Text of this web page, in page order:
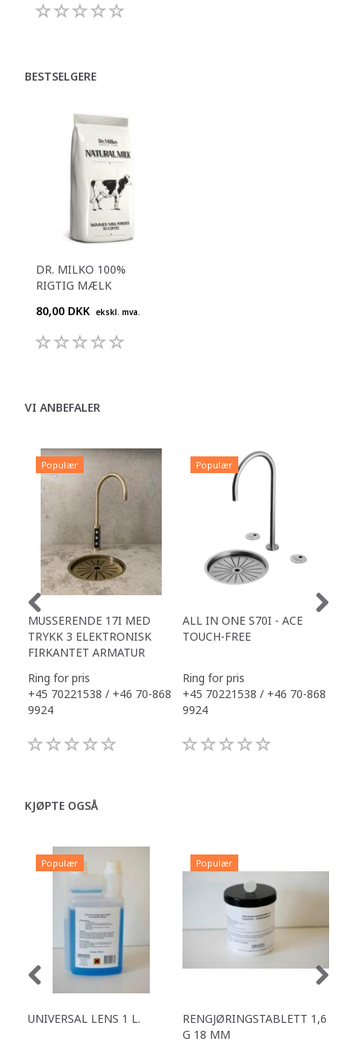
BESTSELGERE
DR. MILKO 100%
RIGTIG MÆLK
80,00 DKK ekskl. mva.
VI ANBEFALER
Populær
MUSSERENDE 17I MED
TRYKK 3 ELEKTRONISK
FIRKANTET ARMATUR
Ring for pris
+45 70221538 / +46 70-868
9924
Populær
ALL IN ONE S70I - ACE
TOUCH-FREE
Ring for pris
+45 70221538 / +46 70-868
9924
KJØPTE OGSÅ
Populær
UNIVERSAL LENS 1 L.
Populær
RENGJØRINGSTABLETT 1,6
G 18 MM